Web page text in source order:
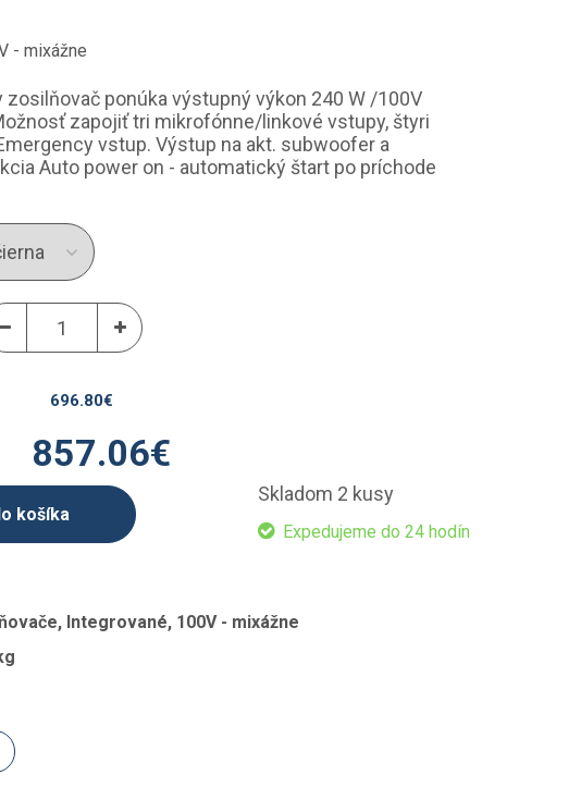
- mixážne
zosilňovač ponúka výstupný výkon 240 W /100V
zapojiť tri mikrofónne/linkové vstupy, štyri
vstup. Výstup na akt. subwoofer a
Auto power on - automatický štart po príchode
696.80€
857.06€
Skladom 2 kusy
Expedujeme do 24 hodín
košíka
Integrované, 100V - mixážne